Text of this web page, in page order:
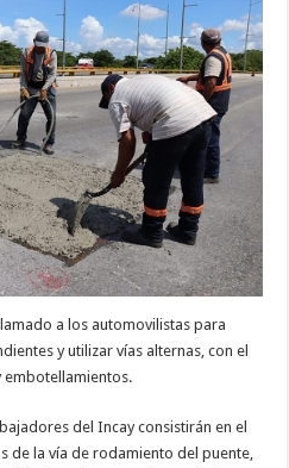
a los automovilistas para
y utilizar vías alternas, con el
embotellamientos.
del Incay consistirán en el
de la vía de rodamiento del puente,